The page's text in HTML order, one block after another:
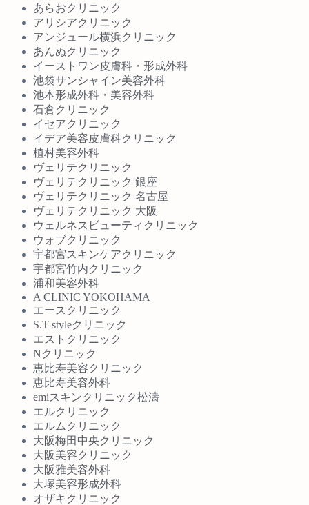
あらおクリニック
アリシアクリニック
アンジュール横浜クリニック
あんぬクリニック
イーストワン皮膚科・形成外科
池袋サンシャイン美容外科
池本形成外科・美容外科
石倉クリニック
イセアクリニック
イデア美容皮膚科クリニック
植村美容外科
ヴェリテクリニック
ヴェリテクリニック 銀座
ヴェリテクリニック 名古屋
ヴェリテクリニック 大阪
ウェルネスビューティクリニック
ウォブクリニック
宇都宮スキンケアクリニック
宇都宮竹内クリニック
浦和美容外科
A CLINIC YOKOHAMA
エースクリニック
S.T styleクリニック
エストクリニック
Nクリニック
恵比寿美容クリニック
恵比寿美容外科
emiスキンクリニック松濤
エルクリニック
エルムクリニック
大阪梅田中央クリニック
大阪美容クリニック
大阪雅美容外科
大塚美容形成外科
オザキクリニック